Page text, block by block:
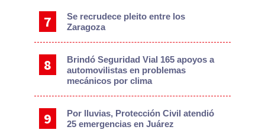
Se recrudece pleito entre los
Zaragoza
Brindó Seguridad Vial 165 apoyos a
automovilistas en problemas
mecánicos por clima
Por lluvias, Protección Civil atendió
25 emergencias en Juárez